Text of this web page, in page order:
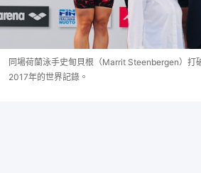
同場荷蘭泳手史甸貝根（Marrit Steenbergen）打
2017年的世界記錄。